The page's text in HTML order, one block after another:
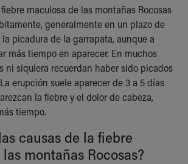
maculosa de las montañas Rocosas
generalmente en un plazo de
picadura de la garrapata, aunque a
más tiempo en aparecer. En muchos
ni siquiera recuerdan haber sido picados
erupción suele aparecer de 3 a 5 días
la fiebre y el dolor de cabeza,
tiempo.
causas de la fiebre
montañas Rocosas?